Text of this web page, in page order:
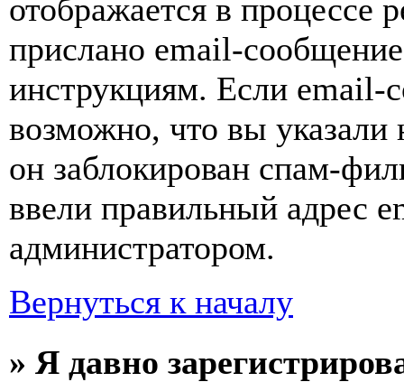
отображается в процессе
прислано email-
инструкциям. Если email-
возможно, что вы
он заблокирован спам-
ввели правильный адрес
администратором.
Вернуться к началу
» Я давно